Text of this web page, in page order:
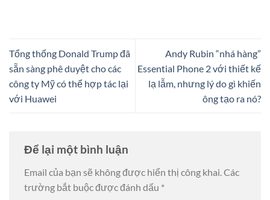
Tổng thống Donald Trump đã
sẵn sàng phê duyệt cho các
công ty Mỹ có thể hợp tác lại
với Huawei
Andy Rubin “nhá hàng”
Essential Phone 2 với thiết kế
lạ lẫm, nhưng lý do gì khiến
ông tạo ra nó?
Để lại một bình luận
Email của bạn sẽ không được hiển thị công khai. Các
trường bắt buộc được đánh dấu *